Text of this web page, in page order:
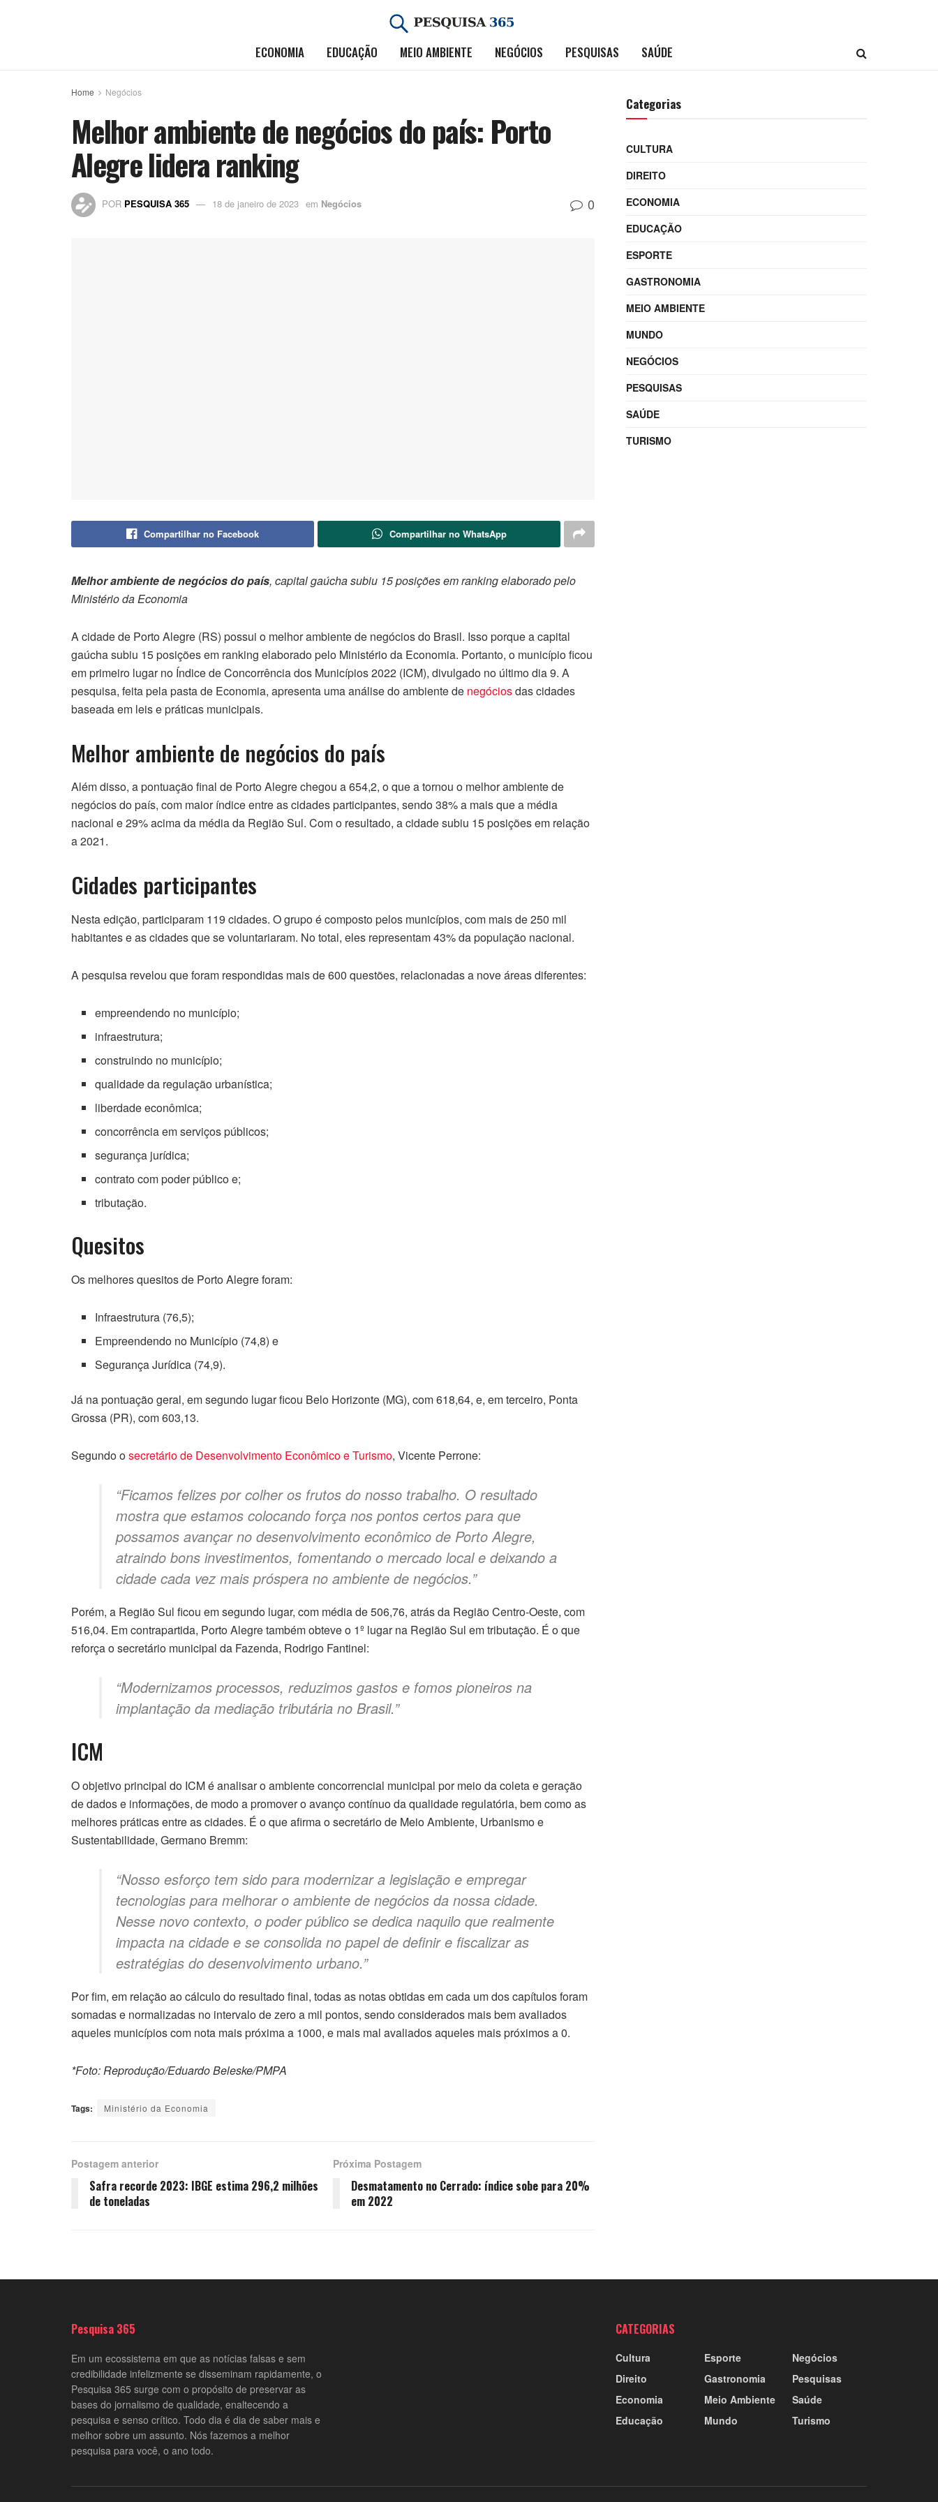
ECONOMIA EDUCAÇÃO MEIO AMBIENTE NEGÓCIOS PESQUISAS SAÚDE
Home Negócios
Melhor ambiente de negócios do país: Porto
Alegre lidera ranking
POR PESQUISA 365 18 de janeiro de 2023 em Negócios 0
Compartilhar no Facebook Compartilhar no WhatsApp
Melhor ambiente de negócios do país, capital gaúcha subiu 15 posições em ranking elaborado pelo
Ministério da Economia
A cidade de Porto Alegre (RS) possui o melhor ambiente de negócios do Brasil. Isso porque a capital
gaúcha subiu 15 posições em ranking elaborado pelo Ministério da Economia. Portanto, o município ficou
em primeiro lugar no Índice de Concorrência dos Municípios 2022 (ICM), divulgado no último dia 9. A
pesquisa, feita pela pasta de Economia, apresenta uma análise do ambiente de negóciosdas cidades
baseada em leis e práticas municipais.
Melhor ambiente de negócios do país
Além disso, a pontuação final de Porto Alegre chegou a 654,2, o que a tornou o melhor ambiente de
negócios do país, com maior índice entre as cidades participantes, sendo 38% a mais que a média
nacional e 29% acima da média da Região Sul. Com o resultado, a cidade subiu 15 posições em relação
a 2021.
Cidades participantes
Nesta edição, participaram 119 cidades. O grupo é composto pelos municípios, com mais de 250 mil
habitantes e as cidades que se voluntariaram. No total, eles representam 43% da população nacional.
A pesquisa revelou que foram respondidas mais de 600 questões, relacionadas a nove áreas diferentes:
empreendendo no município;
infraestrutura;
construindo no município;
qualidade da regulação urbanística;
liberdade econômica;
concorrência em serviços públicos;
segurança jurídica;
contrato com poder público e;
tributação.
Quesitos
Os melhores quesitos de Porto Alegre foram:
Infraestrutura (76,5);
Empreendendo no Município (74,8) e
Segurança Jurídica (74,9).
Já na pontuação geral, em segundo lugar ficou Belo Horizonte (MG), com 618,64, e, em terceiro, Ponta
Grossa (PR), com 603,13.
Segundo osecretário de Desenvolvimento Econômico e Turismo, Vicente Perrone:
“Ficamos felizes por colher os frutos do nosso trabalho. O resultado
mostra que estamos colocando força nos pontos certos para que
possamos avançar no desenvolvimento econômico de Porto Alegre,
atraindo bons investimentos, fomentando o mercado local e deixando a
cidade cada vez mais próspera no ambiente de negócios.”
Porém, a Região Sul ficou em segundo lugar, com média de 506,76, atrás da Região Centro-Oeste, com
516,04. Em contrapartida, Porto Alegre também obteve o 1º lugar na Região Sul em tributação. É o que
reforça o secretário municipal da Fazenda, Rodrigo Fantinel:
“Modernizamos processos, reduzimos gastos e fomos pioneiros na
implantação da mediação tributária no Brasil.”
ICM
O objetivo principal do ICM é analisar o ambiente concorrencial municipal por meio da coleta e geração
de dados e informações, de modo a promover o avanço contínuo da qualidade regulatória, bem como as
melhores práticas entre as cidades. É o que afirma o secretário de Meio Ambiente, Urbanismo e
Sustentabilidade, Germano Bremm:
“Nosso esforço tem sido para modernizar a legislação e empregar
tecnologias para melhorar o ambiente de negócios da nossa cidade.
Nesse novo contexto, o poder público se dedica naquilo que realmente
impacta na cidade e se consolida no papel de definir e fiscalizar as
estratégias do desenvolvimento urbano.”
Por fim, em relação ao cálculo do resultado final, todas as notas obtidas em cada um dos capítulos foram
somadas e normalizadas no intervalo de zero a mil pontos, sendo considerados mais bem avaliados
aqueles municípios com nota mais próxima a 1000, e mais mal avaliados aqueles mais próximos a 0.
*Foto: Reprodução/Eduardo Beleske/PMPA
Tags: Ministério da Economia
Postagem anterior
Safra recorde 2023: IBGE estima 296,2 milhões
de toneladas
Próxima Postagem
Desmatamento no Cerrado: índice sobe para 20%
em 2022
Categorias
CULTURA
DIREITO
ECONOMIA
EDUCAÇÃO
ESPORTE
GASTRONOMIA
MEIO AMBIENTE
MUNDO
NEGÓCIOS
PESQUISAS
SAÚDE
TURISMO
Pesquisa 365
Em um ecossistema em que as notícias falsas e sem
credibilidade infelizmente se disseminam rapidamente, o
Pesquisa 365 surge com o propósito de preservar as
bases do jornalismo de qualidade, enaltecendo a
pesquisa e senso crítico. Todo dia é dia de saber mais e
melhor sobre um assunto. Nós fazemos a melhor
pesquisa para você, o ano todo.
CATEGORIAS
Cultura
Direito
Economia
Educação
Esporte
Gastronomia
Meio Ambiente
Mundo
Negócios
Pesquisas
Saúde
Turismo